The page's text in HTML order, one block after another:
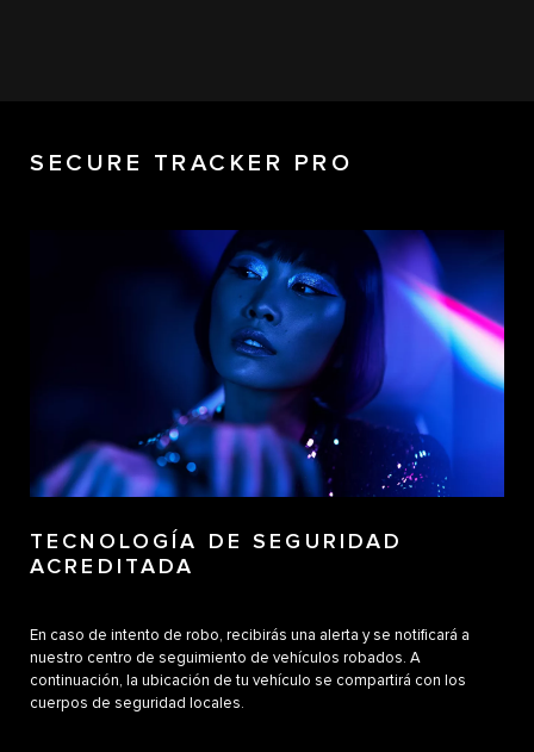
SECURE TRACKER PRO
TECNOLOGÍA DE SEGURIDAD
ACREDITADA
En caso de intento de robo, recibirás una alerta y se notificará a
nuestro centro de seguimiento de vehículos robados. A
continuación, la ubicación de tu vehículo se compartirá con los
cuerpos de seguridad locales.